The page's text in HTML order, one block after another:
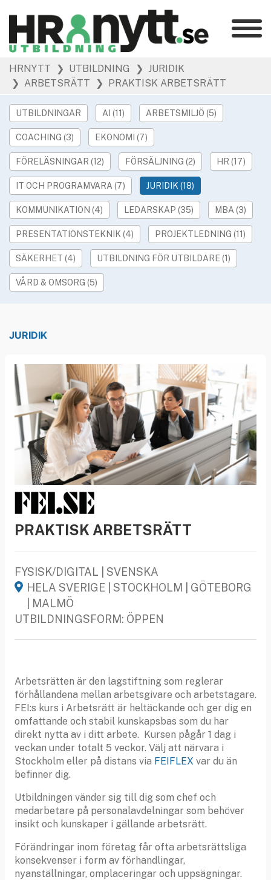
Kategorier
HR Barometer
HR-yrket
Ledarskap
Arbetsmiljö
Rekrytering
Hållbarhet »
Podcast
Event »
Våra övriga sajter
Utbildning
Rekryteringsguiden
HRNYTT ❯ UTBILDNING
❯ JURIDIK
❯ ARBETSRÄTT
❯ PRAKTISK ARBETSRÄTT
UTBILDNINGAR AI (11) ARBETSMILJÖ (5)
COACHING (3) EKONOMI (7)
FÖRELÄSNINGAR (12) FÖRSÄLJNING (2) HR (17)
IT OCH PROGRAMVARA (7) JURIDIK (18)
KOMMUNIKATION (4) LEDARSKAP (35) MBA (3)
PRESENTATIONSTEKNIK (4) PROJEKTLEDNING (11)
SÄKERHET (4) UTBILDNING FÖR UTBILDARE (1)
VÅRD & OMSORG (5)
JURIDIK
PRAKTISK ARBETSRÄTT
FYSISK/DIGITAL | SVENSKA
HELA SVERIGE | STOCKHOLM | GÖTEBORG
| MALMÖ
UTBILDNINGSFORM: ÖPPEN
Arbetsrätten är den lagstiftning som reglerar
förhållandena mellan arbetsgivare och arbetstagare.
FEI:s kurs i Arbetsrätt är heltäckande och ger dig en
omfattande och stabil kunskapsbas som du har
direkt nytta av i ditt arbete. Kursen pågår 1 dag i
veckan under totalt 5 veckor. Välj att närvara i
Stockholm eller på distans via FEIFLEX var du än
befinner dig.
Utbildningen vänder sig till dig som chef och
medarbetare på personalavdelningar som behöver
insikt och kunskaper i gällande arbetsrätt.
Förändringar inom företag får ofta arbetsrättsliga
konsekvenser i form av förhandlingar,
nyanställningar, omplaceringar och uppsägningar.